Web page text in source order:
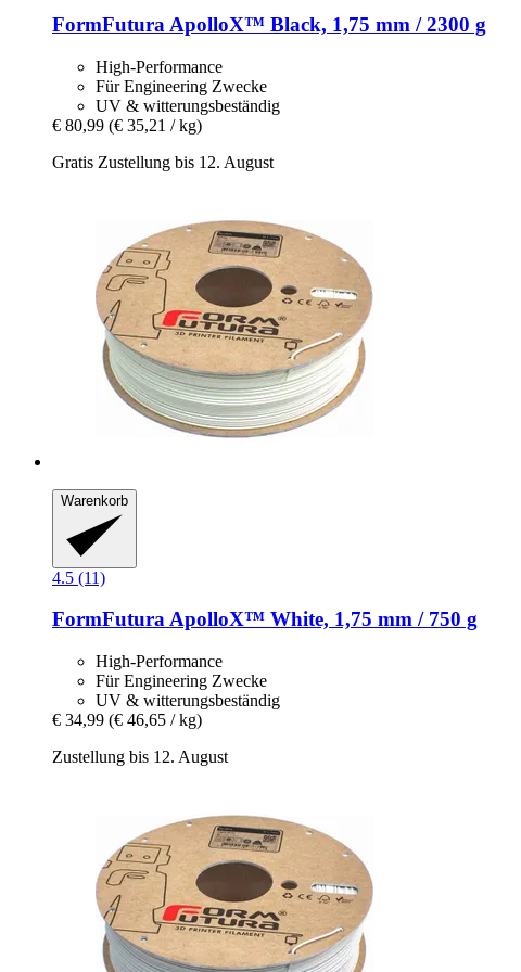
FormFuturaApolloX™ Black, 1,75 mm / 2300 g
High-Performance
Für Engineering Zwecke
UV & witterungsbeständig
€ 80,99 (€ 35,21 / kg)
Gratis Zustellung bis 12. August
Warenkorb
4.5 (11)
FormFuturaApolloX™ White, 1,75 mm / 750 g
High-Performance
Für Engineering Zwecke
UV & witterungsbeständig
€ 34,99 (€ 46,65 / kg)
Zustellung bis 12. August